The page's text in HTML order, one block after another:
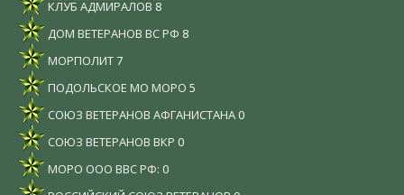
КЛУБ АДМИРАЛОВ 8
ДОМ ВЕТЕРАНОВ ВС РФ 8
МОРПОЛИТ7
ПОДОЛЬСКОЕ МО МОРО 5
СОЮЗ ВЕТЕРАНОВ АФГАНИСТАНА 0
СОЮЗ ВЕТЕРАНОВ ВКР 0
МОРО ООО ВВС РФ: 0